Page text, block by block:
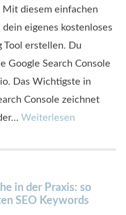
Mit diesem einfachen
eigenes kostenloses
Tool erstellen. Du
Google Search Console
Das Wichtigste in
Console zeichnet
Weiterlesen
in der Praxis: so
SEO Keywords